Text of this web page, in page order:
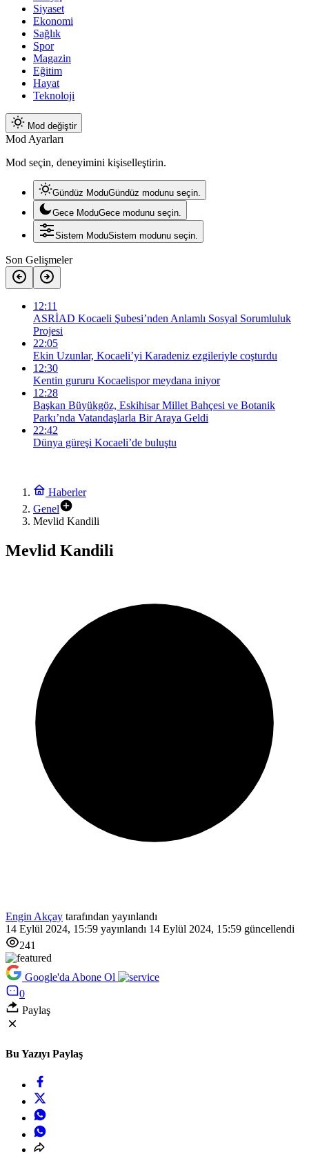
Siyaset
Ekonomi
Sağlık
Spor
Magazin
Eğitim
Hayat
Teknoloji
Mod değiştir
Mod Ayarları
Mod seçin, deneyimini kişiselleştirin.
Gündüz ModuGündüz modunu seçin.
Gece ModuGece modunu seçin.
Sistem ModuSistem modunu seçin.
Son Gelişmeler
12:11
ASRİAD Kocaeli Şubesi’nden Anlamlı Sosyal Sorumluluk
Projesi
22:05
Ekin Uzunlar, Kocaeli’yi Karadeniz ezgileriyle coşturdu
12:30
Kentin gururu Kocaelispor meydana iniyor
12:28
Başkan Büyükgöz, Eskihisar Millet Bahçesi ve Botanik
Parkı’nda Vatandaşlarla Bir Araya Geldi
22:42
Dünya güreşi Kocaeli’de buluştu
Haberler
Genel
Mevlid Kandili
Mevlid Kandili
Engin Akçay tarafından yayınlandı
14 Eylül 2024, 15:59 yayınlandı 14 Eylül 2024, 15:59 güncellendi
241
Google'da Abone Ol
0
Paylaş
Bu Yazıyı Paylaş